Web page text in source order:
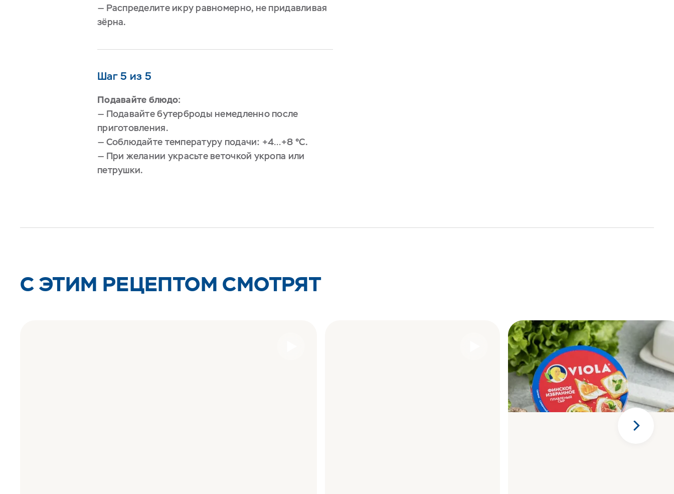
— Распределите икру равномерно, не придавливая
зёрна.
Шаг 5 из 5
Подавайте блюдо:
— Подавайте бутерброды немедленно после
приготовления.
— Соблюдайте температуру подачи: +4…+8 °С.
— При желании украсьте веточкой укропа или
петрушки.
C ЭТИМ РЕЦЕПТОМ СМОТРЯТ